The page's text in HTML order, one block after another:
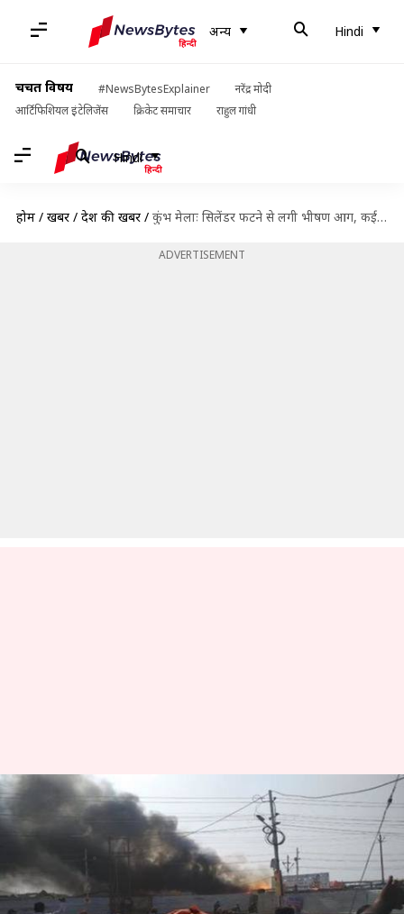
अन्य Hindi
चर्चित विषय #NewsBytesExplainer
नरेंद्र मोदी
आर्टिफिशियल इंटेलिजेंस
क्रिकेट समाचार राहुल गांधी
Hindi
होम / खबरें / देश की खबरें / कुंभ मेलाः सिलेंडर फटने से लगी भीषण आग, कई टेंट जलकर राख
ADVERTISEMENT
कुंभ मेलाः सिलेंडर फटने से लगी
भीषण आग, कई टेंट जलकर राख
Jan 14, 2019 03:12 pm